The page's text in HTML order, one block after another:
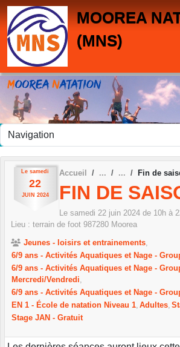
MOOREA
(MNS)
Le samedi
22
JUIN 2024
Accueil Fin de
FIN DE
Le samedi 22 juin 2024 de 10h à
Lieu : terrain de foot 987280 Moorea
Jeunes - loisirs et entrainements
6/9 ans - Activités Aquatiques et Nage -
6/9 ans - Activités Aquatiques et Nage -
Mercredi/Vendredi
6/9 ans - Activités Aquatiques et Nage -
EN 1 - École de natation Niveau 1 Adultes
Stage JAN - Gratuit
Panneau de gestion des cookies